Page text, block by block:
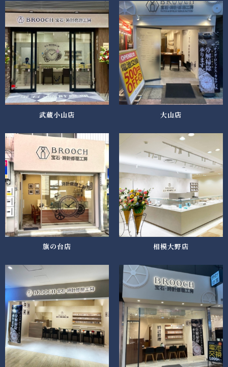
武蔵小山店 大山店
旗の台店 相模大野店